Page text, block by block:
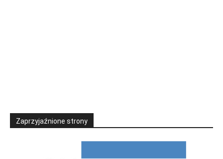
Zaprzyjaźnione strony